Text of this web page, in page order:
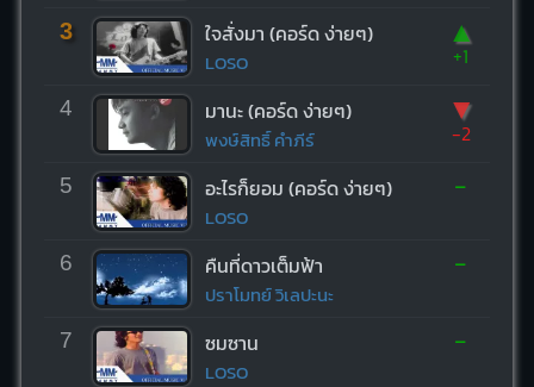
3 ใจสั่งมา (คอร์ด ง่ายๆ)
LOSO
▲
+1
4 มานะ (คอร์ด ง่ายๆ)
พงษ์สิทธิ์ คำภีร์
▼
-2
5 อะไรก็ยอม (คอร์ด ง่ายๆ)
LOSO
-
6 คืนที่ดาวเต็มฟ้า
ปราโมทย์ วิเลปะนะ
-
7 ซมซาน
LOSO
-